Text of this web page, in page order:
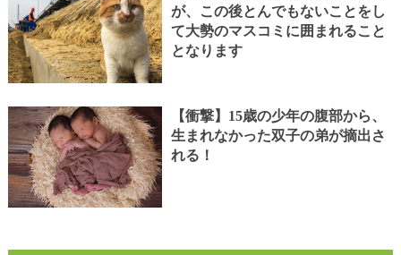
が、この後とんでもないことをし
て大勢のマスコミに囲まれること
となります
【衝撃】15歳の少年の腹部から、
生まれなかった双子の弟が摘出さ
れる！